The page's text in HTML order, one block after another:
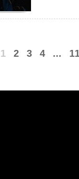
1 2 3 4 ...